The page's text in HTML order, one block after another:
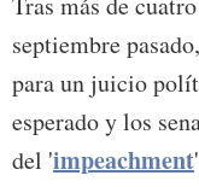
septiembre
para un juicio
esperado y los
del 'impeachment